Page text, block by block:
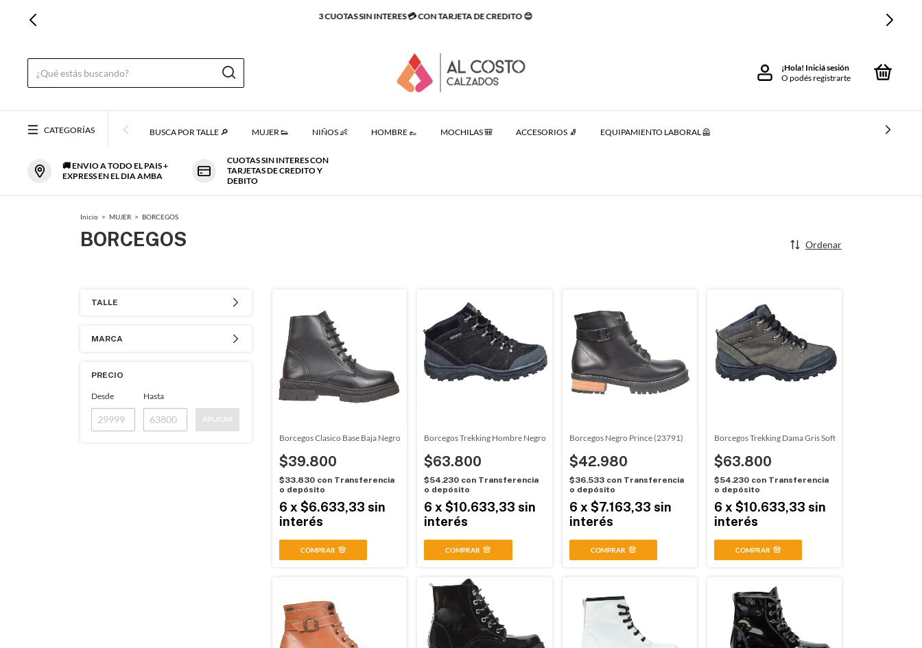
PRIMER CAMBIO GRATIS - SINO TE GUSTO O NO ES TU TALLE TE LO CAMBIAMOS SIN CARGO
¡Hola! Iniciá sesión
O podés registrarte
CATEGORÍAS BUSCA POR TALLE 🔎 MUJER 👟 NIÑOS 👶 HOMBRE 👞 MOCHILAS 🎒 ACCESORIOS 🧦 EQUIPAMIENTO LABORAL 🦺
🚚 ENVIO A TODO EL PAIS +
EXPRESS EN EL DIA AMBA
CUOTAS SIN INTERES CON
TARJETAS DE CREDITO Y
DEBITO
Inicio > MUJER > BORCEGOS
BORCEGOS Ordenar
TALLE
MARCA
PRECIO
Desde Hasta
APLICAR
Borcegos Clasico Base Baja Negro Rawai (020101)
$39.800
$33.830 con Transferencia
o depósito
6 x $6.633,33 sin
interés
COMPRAR
Borcegos Trekking Hombre Negro Soft (11001)
$63.800
$54.230 con Transferencia
o depósito
6 x$10.633,33 sin
interés
COMPRAR
Borcegos Negro Prince (23791)
$42.980
$36.533 con Transferencia
o depósito
6 x $7.163,33 sin
interés
COMPRAR
Borcegos Trekking Dama Gris Soft (11002)
$63.800
$54.230 con Transferencia
o depósito
6 x $10.633,33 sin
interés
COMPRAR